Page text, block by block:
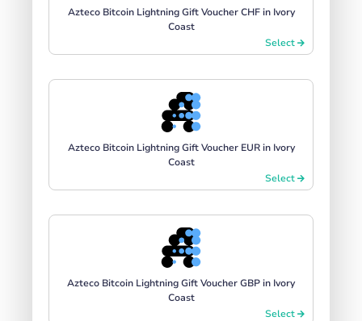
Azteco Bitcoin Lightning Gift Voucher CHF in Ivory
Coast
Select
Azteco Bitcoin Lightning Gift Voucher EUR in Ivory
Coast
Select
Azteco Bitcoin Lightning Gift Voucher GBP in Ivory
Coast
Select